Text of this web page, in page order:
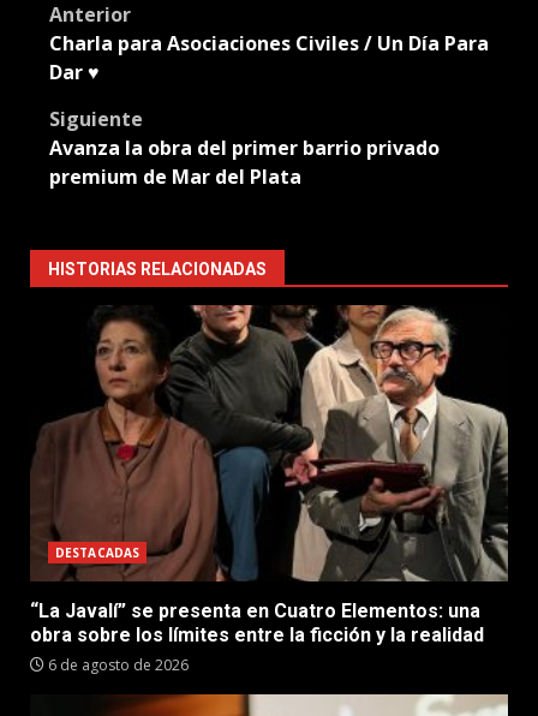
Post
navigation
Anterior
Charla para Asociaciones Civiles / Un Día Para
Dar ♥️
Siguiente
Avanza la obra del primer barrio privado
premium de Mar del Plata
HISTORIAS RELACIONADAS
DESTACADAS
“La Javalí” se presenta en Cuatro Elementos: una
obra sobre los límites entre la ficción y la realidad
6 de agosto de 2026